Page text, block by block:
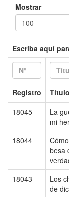
Mostrar
Escriba aquí
Registro Título
18045
La
mi
18044
besa
18043
Los
de